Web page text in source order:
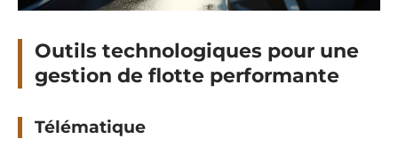
Outils technologiques pour une
gestion de flotte performante
Télématique